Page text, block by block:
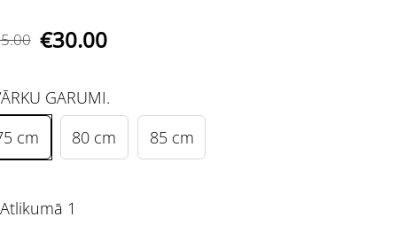
€30.00
GARUMI.
cm
80 cm 85 cm
Atlikumā 1